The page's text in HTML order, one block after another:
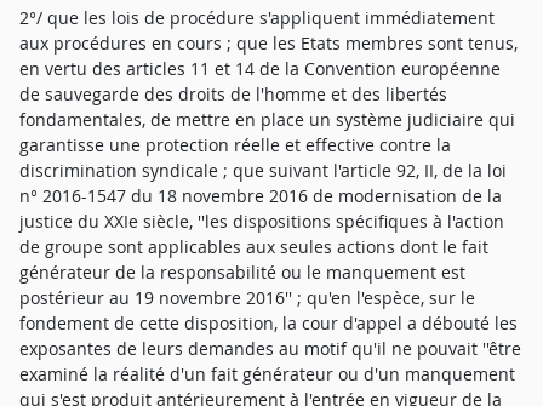
2°/ que les lois de procédure s'appliquent immédiatement
aux procédures en cours ; que les Etats membres sont tenus,
en vertu des articles 11 et 14 de la Convention européenne
de sauvegarde des droits de l'homme et des libertés
fondamentales, de mettre en place un système judiciaire qui
garantisse une protection réelle et effective contre la
discrimination syndicale ; que suivant l'article 92, II, de la loi
n° 2016-1547 du 18 novembre 2016 de modernisation de la
justice du XXIe siècle, ''les dispositions spécifiques à l'action
de groupe sont applicables aux seules actions dont le fait
générateur de la responsabilité ou le manquement est
postérieur au 19 novembre 2016'' ; qu'en l'espèce, sur le
fondement de cette disposition, la cour d'appel a débouté les
exposantes de leurs demandes au motif qu'il ne pouvait ''être
examiné la réalité d'un fait générateur ou d'un manquement
qui s'est produit antérieurement à l'entrée en vigueur de la